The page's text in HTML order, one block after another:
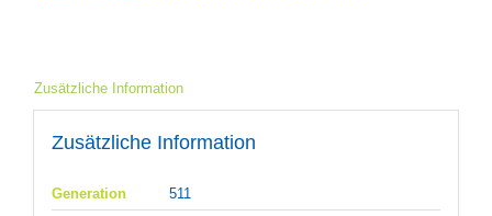
Zusätzliche Information
Zusätzliche Information
Generation
511